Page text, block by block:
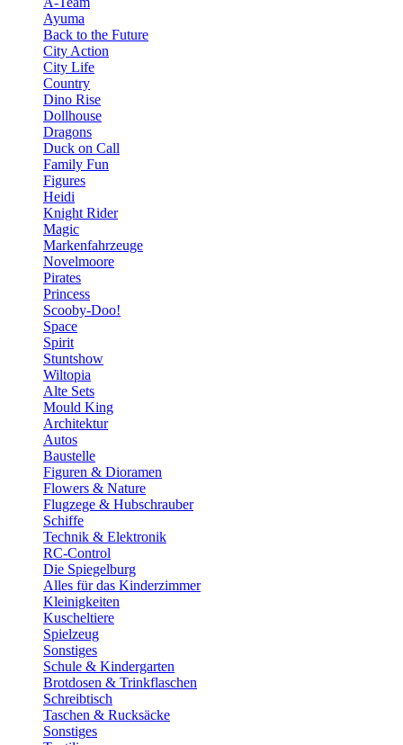
Ayuma
Back to the Future
City Action
City Life
Country
Dino Rise
Dollhouse
Dragons
Duck on Call
Family Fun
Figures
Heidi
Knight Rider
Magic
Markenfahrzeuge
Novelmoore
Pirates
Princess
Scooby-Doo!
Space
Spirit
Stuntshow
Wiltopia
Alte Sets
Mould King
Architektur
Autos
Baustelle
Figuren & Dioramen
Flowers & Nature
Flugzege & Hubschrauber
Schiffe
Technik & Elektronik
RC-Control
Die Spiegelburg
Alles für das Kinderzimmer
Kleinigkeiten
Kuscheltiere
Spielzeug
Sonstiges
Schule & Kindergarten
Brotdosen & Trinkflaschen
Schreibtisch
Taschen & Rucksäcke
Sonstiges